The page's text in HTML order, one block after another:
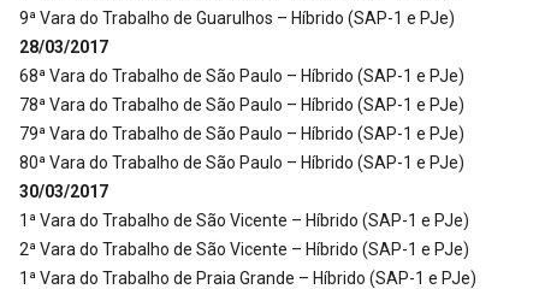
9ª Vara do Trabalho de Guarulhos – Híbrido (SAP-1 e PJe)
28/03/2017
68ª Vara do Trabalho de São Paulo – Híbrido (SAP-1 e PJe)
78ª Vara do Trabalho de São Paulo – Híbrido (SAP-1 e PJe)
79ª Vara do Trabalho de São Paulo – Híbrido (SAP-1 e PJe)
80ª Vara do Trabalho de São Paulo – Híbrido (SAP-1 e PJe)
30/03/2017
1ª Vara do Trabalho de São Vicente – Híbrido (SAP-1 e PJe)
2ª Vara do Trabalho de São Vicente – Híbrido (SAP-1 e PJe)
1ª Vara do Trabalho de Praia Grande – Híbrido (SAP-1 e PJe)